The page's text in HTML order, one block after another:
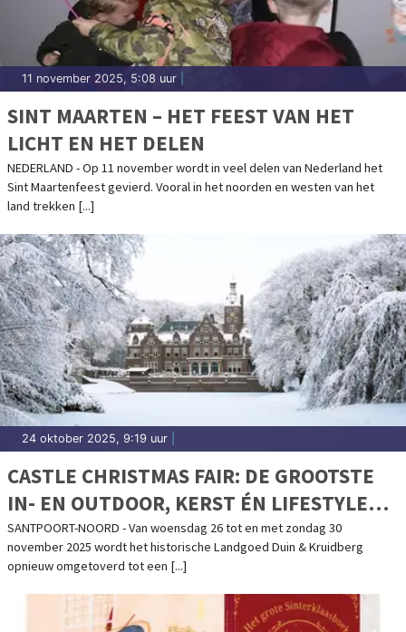
11 november 2025, 5:08 uur
SINT MAARTEN – HET FEEST VAN HET
LICHT EN HET DELEN
NEDERLAND - Op 11 november wordt in veel delen van Nederland het
Sint Maartenfeest gevierd. Vooral in het noorden en westen van het
land trekken [...]
24 oktober 2025, 9:19 uur
CASTLE CHRISTMAS FAIR: DE GROOTSTE
IN- EN OUTDOOR, KERST ÉN LIFESTYLE
FAIR VAN NEDERLAND
SANTPOORT-NOORD - Van woensdag 26 tot en met zondag 30
november 2025 wordt het historische Landgoed Duin & Kruidberg
opnieuw omgetoverd tot een [...]